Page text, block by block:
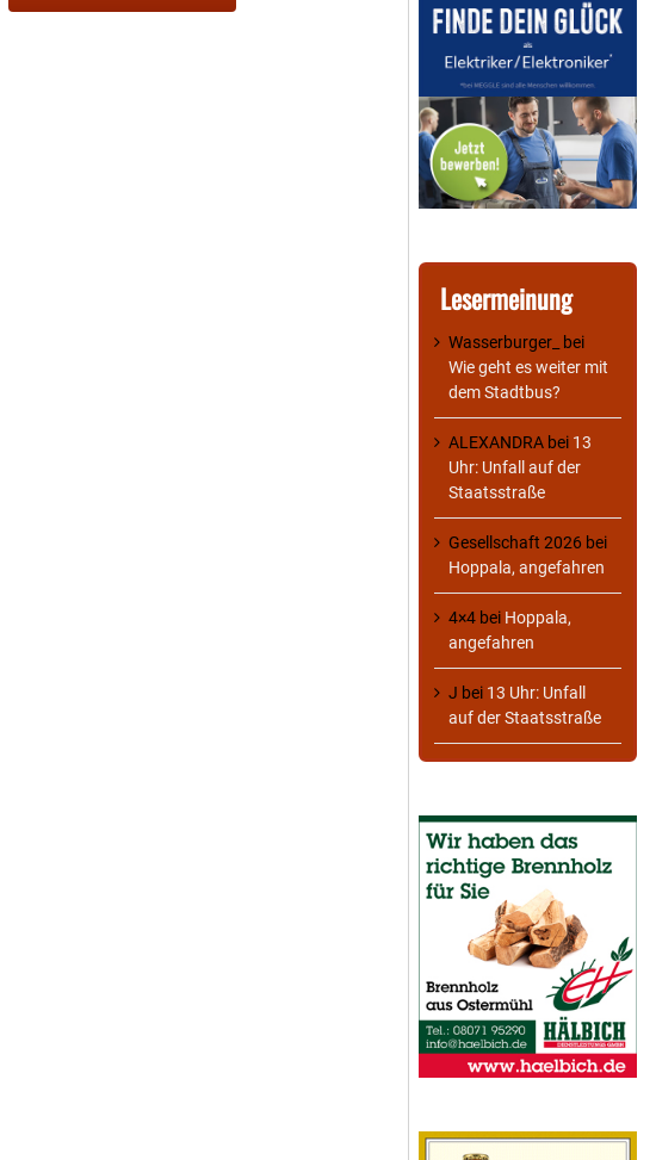
Lesermeinung
Wasserburger_
bei
Wie geht es weiter mit
dem Stadtbus?
ALEXANDRA bei 13
Uhr: Unfall auf der
Staatsstraße
Gesellschaft 2026 bei
Hoppala, angefahren
4×4 bei Hoppala,
angefahren
J bei 13 Uhr: Unfall
auf der Staatsstraße